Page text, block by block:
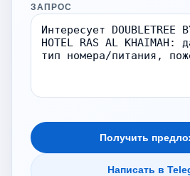
ЗАПРОС
Получить
Написать в